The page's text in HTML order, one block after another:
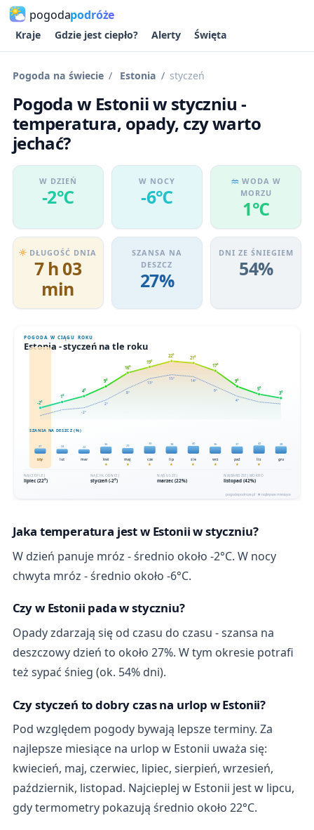
pogodapodróże
Kraje Gdzie jest ciepło? Alerty Święta
Pogoda na świecie Estonia styczeń
Pogoda w Estonii w styczniu -
temperatura, opady, czy warto
jechać?
W DZIEŃ
-2℃
W NOCY
-6℃
WODA W
MORZU
1℃
DŁUGOŚĆ DNIA
7 h 03
min
SZANSA NA
DESZCZ
27%
DNI ZE ŚNIEGIEM
54%
Jaka temperatura jest w Estonii w styczniu?
W dzień panuje mróz - średnio około -2°C. W nocy
chwyta mróz - średnio około -6°C.
Czy w Estonii pada w styczniu?
Opady zdarzają się od czasu do czasu - szansa na
deszczowy dzień to około 27%. W tym okresie potrafi
też sypać śnieg (ok. 54% dni).
Czy styczeń to dobry czas na urlop w Estonii?
Pod względem pogody bywają lepsze terminy. Za
najlepsze miesiące na urlop w Estonii uważa się:
kwiecień, maj, czerwiec, lipiec, sierpień, wrzesień,
październik, listopad. Najcieplej w Estonii jest w lipcu,
gdy termometry pokazują średnio około 22°C.